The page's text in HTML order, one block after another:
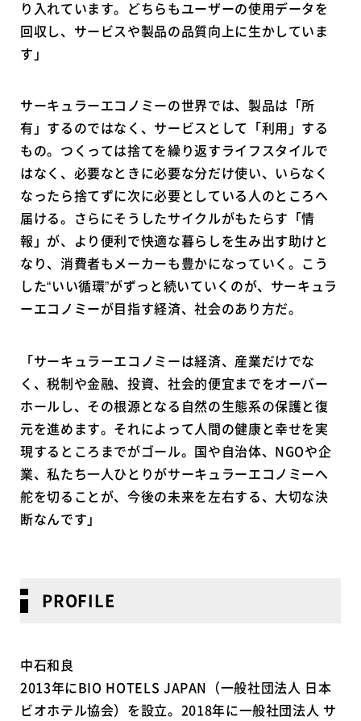
り入れています。どちらもユーザーの使用データを
回収し、サービスや製品の品質向上に生かしていま
す」
サーキュラーエコノミーの世界では、製品は「所
有」するのではなく、サービスとして「利用」する
もの。つくっては捨てを繰り返すライフスタイルで
はなく、必要なときに必要な分だけ使い、いらなく
なったら捨てずに次に必要としている人のところへ
届ける。さらにそうしたサイクルがもたらす「情
報」が、より便利で快適な暮らしを生み出す助けと
なり、消費者もメーカーも豊かになっていく。こう
した“いい循環”がずっと続いていくのが、サーキュラ
ーエコノミーが目指す経済、社会のあり方だ。
「サーキュラーエコノミーは経済、産業だけでな
く、税制や金融、投資、社会的便宜までをオーバー
ホールし、その根源となる自然の生態系の保護と復
元を進めます。それによって人間の健康と幸せを実
現するところまでがゴール。国や自治体、NGOや企
業、私たち一人ひとりがサーキュラーエコノミーへ
舵を切ることが、今後の未来を左右する、大切な決
断なんです」
PROFILE
中石和良
2013年にBIO HOTELS JAPAN（一般社団法人 日本
ビオホテル協会）を設立。2018年に一般社団法人 サ